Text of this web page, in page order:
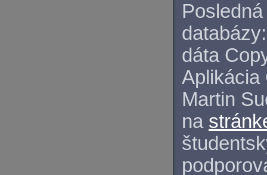
databázy:
dáta
Aplikácia
Martin
na